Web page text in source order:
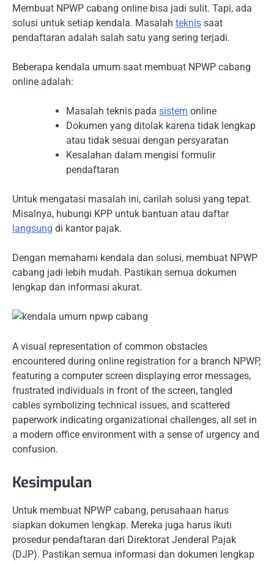
Membuat NPWP cabang online bisa jadi sulit. Tapi, ada
solusi untuk setiap kendala. Masalah teknis saat
pendaftaran adalah salah satu yang sering terjadi.
Beberapa kendala umum saat membuat NPWP cabang
online adalah:
Masalah teknis pada sistem online
Dokumen yang ditolak karena tidak lengkap
atau tidak sesuai dengan persyaratan
Kesalahan dalam mengisi formulir
pendaftaran
Untuk mengatasi masalah ini, carilah solusi yang tepat.
Misalnya, hubungi KPP untuk bantuan atau daftar
langsung di kantor pajak.
Dengan memahami kendala dan solusi, membuat NPWP
cabang jadi lebih mudah. Pastikan semua dokumen
lengkap dan informasi akurat.
A visual representation of common obstacles
encountered during online registration for a branch NPWP,
featuring a computer screen displaying error messages,
frustrated individuals in front of the screen, tangled
cables symbolizing technical issues, and scattered
paperwork indicating organizational challenges, all set in
a modern office environment with a sense of urgency and
confusion.
Kesimpulan
Untuk membuat NPWP cabang, perusahaan harus
siapkan dokumen lengkap. Mereka juga harus ikuti
prosedur pendaftaran dari Direktorat Jenderal Pajak
(DJP). Pastikan semua informasi dan dokumen lengkap